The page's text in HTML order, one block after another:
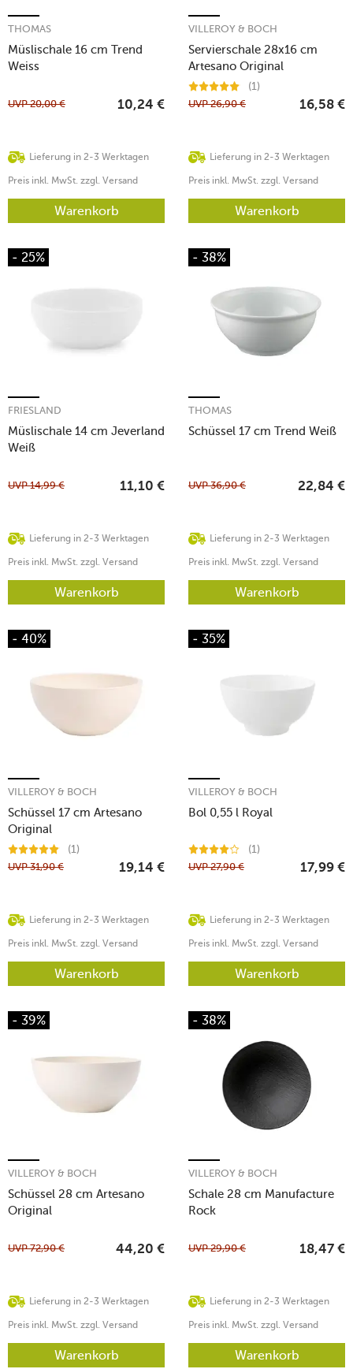
Müslischale 16 cm Trend
Weiss
THOMAS
Lieferung in 2-3 Werktagen
UVP20,00 € 10,24 €
Preis inkl. MwSt. zzgl. Versand
Warenkorb
Servierschale 28x16 cm
Artesano Original
VILLEROY & BOCH
(1)
Lieferung in 2-3 Werktagen
UVP26,90 € 16,58 €
Preis inkl. MwSt. zzgl. Versand
Warenkorb
- 25%
Müslischale 14 cm Jeverland
Weiß
FRIESLAND
Lieferung in 2-3 Werktagen
UVP14,99 € 11,10 €
Preis inkl. MwSt. zzgl. Versand
Warenkorb
- 38%
Schüssel 17 cm Trend Weiß
THOMAS
Lieferung in 2-3 Werktagen
UVP36,90 € 22,84 €
Preis inkl. MwSt. zzgl. Versand
Warenkorb
- 40%
Schüssel 17 cm Artesano
Original
VILLEROY & BOCH
(1)
Lieferung in 2-3 Werktagen
UVP31,90 € 19,14 €
Preis inkl. MwSt. zzgl. Versand
Warenkorb
- 35%
Bol 0,55 l Royal
VILLEROY & BOCH
(1)
Lieferung in 2-3 Werktagen
UVP27,90 € 17,99 €
Preis inkl. MwSt. zzgl. Versand
Warenkorb
- 39%
Schüssel 28 cm Artesano
Original
VILLEROY & BOCH
Lieferung in 2-3 Werktagen
UVP72,90 € 44,20 €
Preis inkl. MwSt. zzgl. Versand
Warenkorb
- 38%
Schale 28 cm Manufacture
Rock
VILLEROY & BOCH
Lieferung in 2-3 Werktagen
UVP29,90 € 18,47 €
Preis inkl. MwSt. zzgl. Versand
Warenkorb